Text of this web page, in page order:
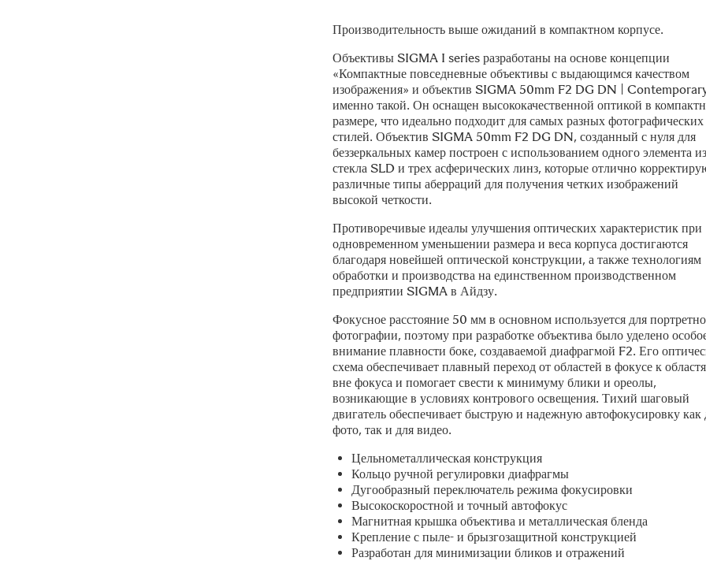
Производительность выше ожиданий в компактном корпусе.
Объективы SIGMA I series разработаны на основе концепции
«Компактные повседневные объективы с выдающимся качеством
изображения» и объектив SIGMA 50mm F2 DG DN |
именно такой. Он оснащен высококачественной оптикой в
размере, что идеально подходит для самых разных фотографических
стилей. Объектив SIGMA 50mm F2 DG DN, созданный с нуля для
беззеркальных камер построен с использованием одного элемента из
стекла SLD и трех асферических линз, которые отлично
различные типы аберраций для получения четких изображений
высокой четкости.
Противоречивые идеалы улучшения оптических характеристик при
одновременном уменьшении размера и веса корпуса достигаются
благодаря новейшей оптической конструкции, а также технологиям
обработки и производства на единственном производственном
предприятии SIGMA в Айдзу.
Фокусное расстояние 50 мм в основном используется для
фотографии, поэтому при разработке объектива было уделено
внимание плавности боке, создаваемой диафрагмой F2. Его
схема обеспечивает плавный переход от областей в фокусе к
вне фокуса и помогает свести к минимуму блики и ореолы,
возникающие в условиях контрового освещения. Тихий шаговый
двигатель обеспечивает быструю и надежную автофокусировку как
фото, так и для видео.
Цельнометаллическая конструкция
Кольцо ручной регулировки диафрагмы
Дугообразный переключатель режима фокусировки
Высокоскоростной и точный автофокус
Магнитная крышка объектива и металлическая бленда
Крепление с пыле- и брызгозащитной конструкцией
Разработан для минимизации бликов и отражений